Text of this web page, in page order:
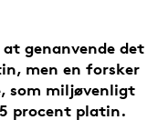
genanvende det
men en forsker
som miljøvenligt
procent platin.